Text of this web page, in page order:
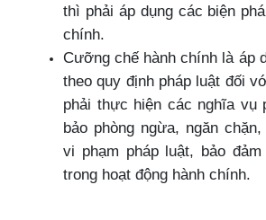
thì phải áp dụng các biện
chính.
Cưỡng chế hành chính là áp
theo quy định pháp luật đối
phải thực hiện các nghĩa vụ
bảo phòng ngừa, ngăn
vi phạm pháp luật, bảo
trong hoạt động hành chính.